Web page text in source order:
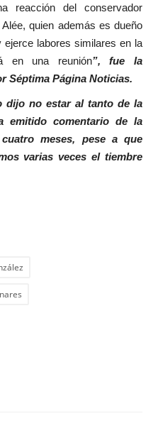
reacción del conservador
quien además es dueño
labores similares en la
en una reunión”, fue la
Séptima Página Noticias.
dijo no estar al tanto de la
emitido comentario de la
meses, pese a que
varias veces el tiembre